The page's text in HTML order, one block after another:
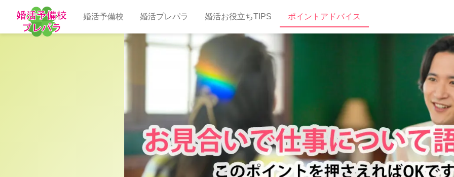
婚活予備校 婚活プレパラ 婚活お役立ちTIPS ポイントアドバイス